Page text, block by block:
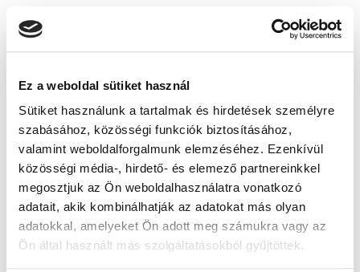
Ez a weboldal sütiket használ
Sütiket használunk a tartalmak és hirdetések személyre
szabásához, közösségi funkciók biztosításához,
valamint weboldalforgalmunk elemzéséhez. Ezenkívül
közösségi média-, hirdető- és elemező partnereinkkel
megosztjuk az Ön weboldalhasználatra vonatkozó
adatait, akik kombinálhatják az adatokat más olyan
adatokkal, amelyeket Ön adott meg számukra vagy az
Ön által használt más szolgáltatásokból gyűjtöttek.